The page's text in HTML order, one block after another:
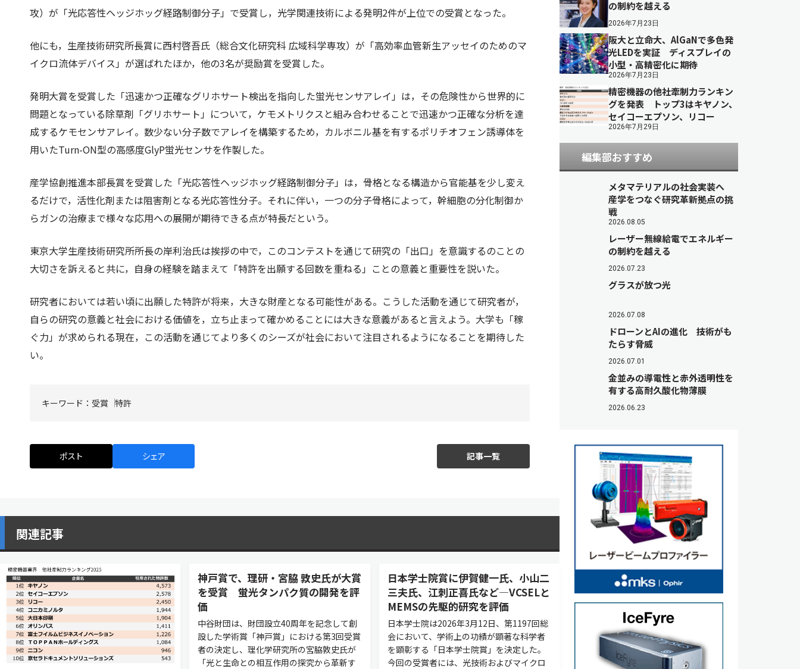
攻）が「光応答性ヘッジホッグ経路制御分子」で受賞し，光学関連技術による発明2件が上位での受賞となった。
他にも，生産技術研究所長賞に西村啓吾氏（総合文化研究科 広域科学専攻）が「高効率血管新生アッセイのためのマ
イクロ流体デバイス」が選ばれたほか，他の3名が奨励賞を受賞した。
発明大賞を受賞した「迅速かつ正確なグリホサート検出を指向した蛍光センサアレイ」は，その危険性から世界的に
問題となっている除草剤「グリホサート」について，ケモメトリクスと組み合わせることで迅速かつ正確な分析を達
成するケモセンサアレイ。数少ない分子数でアレイを構築するため，カルボニル基を有するポリチオフェン誘導体を
用いたTurn-ON型の高感度GlyP蛍光センサを作製した。
産学協創推進本部長賞を受賞した「光応答性ヘッジホッグ経路制御分子」は，骨格となる構造から官能基を少し変え
るだけで，活性化剤または阻害剤となる光応答性分子。それに伴い，一つの分子骨格によって，幹細胞の分化制御か
らガンの治療まで様々な応用への展開が期待できる点が特長だという。
東京大学生産技術研究所所長の岸利治氏は挨拶の中で，このコンテストを通じて研究の「出口」を意識するのことの
大切さを訴えると共に，自身の経験を踏まえて「特許を出願する回数を重ねる」ことの意義と重要性を説いた。
研究者においては若い頃に出願した特許が将来，大きな財産となる可能性がある。こうした活動を通じて研究者が，
自らの研究の意義と社会における価値を，立ち止まって確かめることには大きな意義があると言えよう。大学も「稼
ぐ力」が求められる現在，この活動を通じてより多くのシーズが社会において注目されるようになることを期待した
い。
キーワード： 受賞 特許
ポスト シェア 記事一覧
関連記事
神戸賞で、理研・宮脇 敦史氏が大賞
を受賞 蛍光タンパク質の開発を評
価
中谷財団は、財団設立40周年を記念して創
設した学術賞「神戸賞」における第3回受賞
者の決定し、理化学研究所の宮脇敦史氏が
「光と生命との相互作用の探究から革新す
日本学士院賞に伊賀健一氏、小山二
三夫氏、江刺正喜氏など―VCSELと
MEMSの先駆的研究を評価
日本学士院は2026年3月12日、第1197回総
会において、学術上の功績が顕著な科学者
を顕彰する「日本学士院賞」を決定した。
今回の受賞者には、光技術およびマイクロ
の制約を越える
2026年7月23日
阪大と立命大、AlGaNで多色発
光LEDを実証 ディスプレイの
小型・高精密化に期待
2026年7月23日
精密機器の他社牽制力ランキン
グを発表 トップ3はキヤノン、
セイコーエプソン、リコー
2026年7月29日
編集部おすすめ
メタマテリアルの社会実装へ
産学をつなぐ研究革新拠点の挑
戦
2026.08.05
レーザー無線給電でエネルギー
の制約を越える
2026.07.23
グラスが放つ光
2026.07.08
ドローンとAIの進化 技術がも
たらす脅威
2026.07.01
金並みの導電性と赤外透明性を
有する高耐久酸化物薄膜
2026.06.23